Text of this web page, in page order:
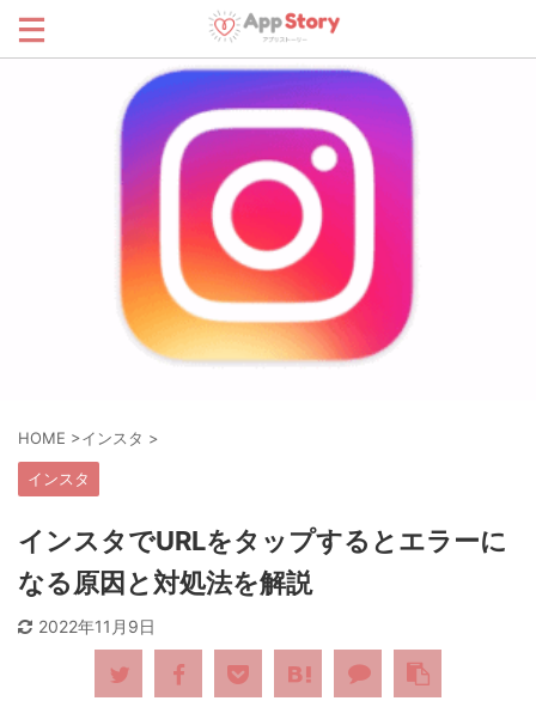
HOME >インスタ >
インスタ
インスタでURLをタップするとエラーに
なる原因と対処法を解説
2022年11月9日